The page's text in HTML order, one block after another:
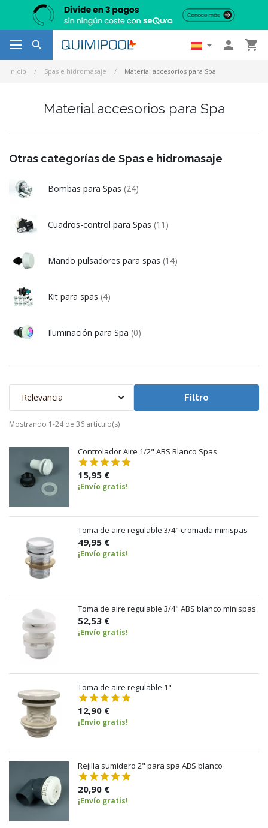
   
Inicio Spas e hidromasaje Material accesorios para Spa
Material accesorios para Spa
Otras categorías de Spas e hidromasaje
Bombas para Spas (24)
Cuadros-control para Spas (11)
Mando pulsadores para spas (14)
Kit para spas (4)
Iluminación para Spa (0)
Relevancia Filtro
Mostrando 1-24 de 36 artículo(s)
Controlador Aire 1/2" ABS Blanco Spas
15,95 €
¡Envío gratis!
Toma de aire regulable 3/4" cromada minispas
49,95 €
¡Envío gratis!
Toma de aire regulable 3/4" ABS blanco minispas
52,53 €
¡Envío gratis!
Toma de aire regulable 1"
12,90 €
¡Envío gratis!
Rejilla sumidero 2" para spa ABS blanco
20,90 €
¡Envío gratis!